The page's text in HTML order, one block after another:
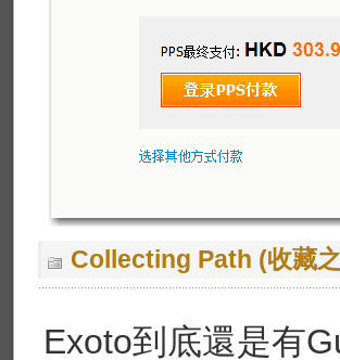
Collecting Path (收藏
Exoto到底還是有